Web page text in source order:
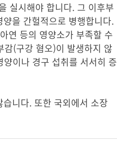
실시해야 합니다. 그 이후부
을 간헐적으로 병행합니다.
연 등의 영양소가 부족할 수
(구강 혐오)이 발생하지 않
이나 경구 섭취를 서서히 증
니다. 또한 국외에서 소장